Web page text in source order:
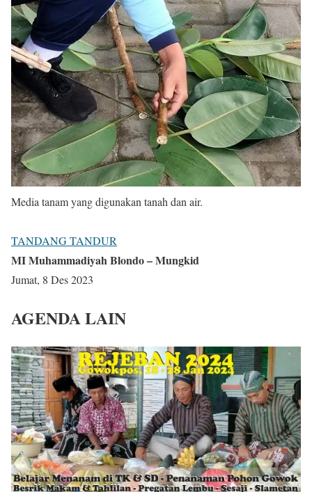
Media tanam yang digunakan tanah dan air.
TANDANG TANDUR
MI Muhammadiyah Blondo – Mungkid
Jumat, 8 Des 2023
AGENDA LAIN